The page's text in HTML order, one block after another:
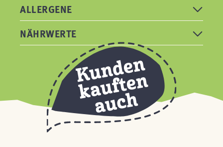
ALLERGENE
NÄHRWERTE